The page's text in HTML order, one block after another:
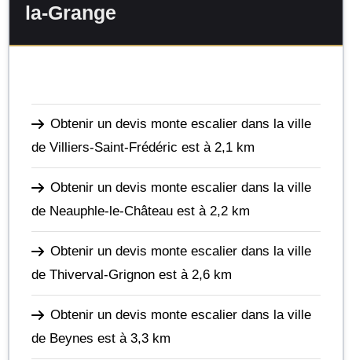
la-Grange
Obtenir un devis monte escalier dans la ville
de Villiers-Saint-Frédéric est à 2,1 km
Obtenir un devis monte escalier dans la ville
de Neauphle-le-Château est à 2,2 km
Obtenir un devis monte escalier dans la ville
de Thiverval-Grignon est à 2,6 km
Obtenir un devis monte escalier dans la ville
de Beynes est à 3,3 km